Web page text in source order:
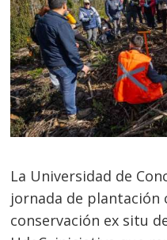
La Universidad de
jornada de plantación
conservación ex situ